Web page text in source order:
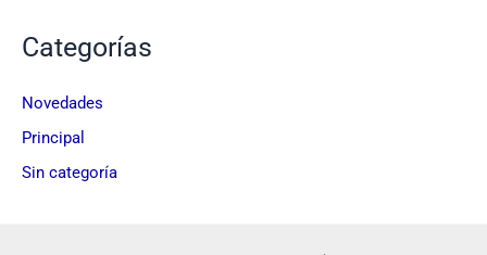
Categorías
Novedades
Principal
Sin categoría